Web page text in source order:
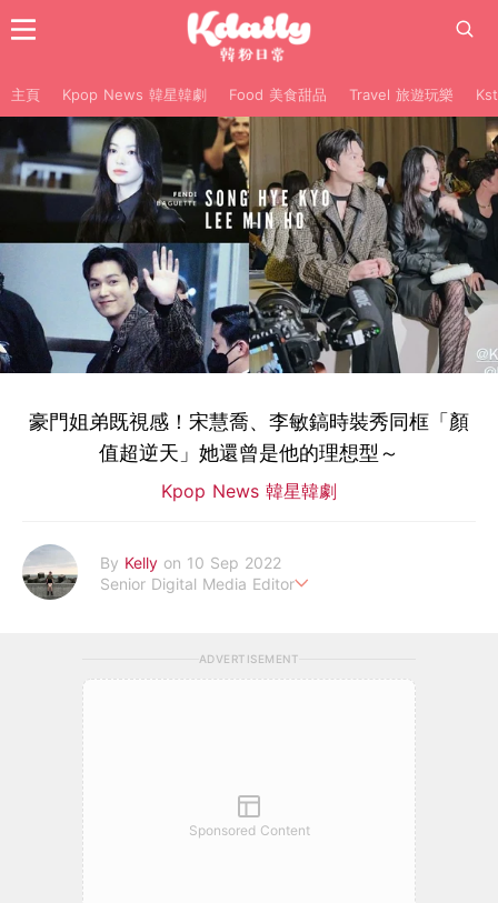
主頁 Kpop News 韓星韓劇 Food 美食甜品 Travel 旅遊玩樂
豪門姐弟既視感！宋慧喬、李敏鎬時裝秀同框「顏
值超逆天」她還曾是他的理想型～
Kpop News 韓星韓劇
By Kelly on 10 Sep 2022
Senior Digital Media Editor
ADVERTISEMENT
Sponsored Content